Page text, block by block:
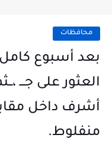
محافظات
بعد أسبوع
العثور على جـــ
أشرف داخل
منفلوط.